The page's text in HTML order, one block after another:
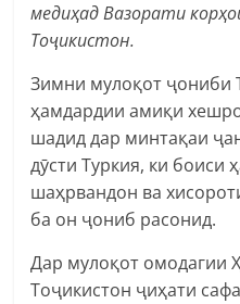
медиҳад Вазорати
Тоҷикистон.
Зимни мулоқот ҷониби
ҳамдардии амиқи
шадид дар минтақаи
дӯсти Туркия, ки боиси
шаҳрвандон ва
ба он ҷониб расонид.
Дар мулоқот омодагии
Тоҷикистон ҷиҳати